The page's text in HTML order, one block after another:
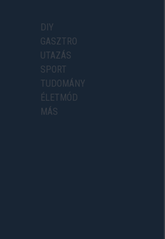
DIY
GASZTRO
UTAZÁS
SPORT
TUDOMÁNY
ÉLETMÓD
MÁS